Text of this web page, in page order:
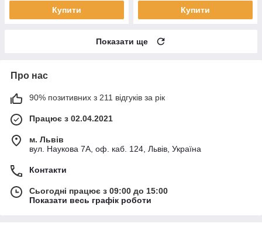
Купити Купити
Показати ще
Про нас
90% позитивних з 211 відгуків за рік
Працює з 02.04.2021
м. Львів
вул. Наукова 7А, оф. каб. 124, Львів, Україна
Контакти
Сьогодні працює з 09:00 до 15:00
Показати весь графік роботи